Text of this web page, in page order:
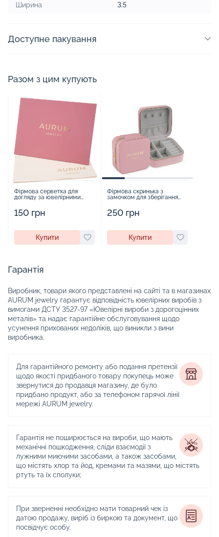
Ширина 3.5
Доступне пакування
Разом з цим купують
Фірмова серветка для
догляду за ювелірними
150 грн
Купити
Фірмова скринька з
замочком для зберігання
250 грн
Купити
Гарантія
Виробник, товари якого представлені на сайті та в магазинах
AURUM jewelry гарантує відповідність ювелірних виробів з
вимогами ДСТУ 3527-97 «Ювелірні вироби з дорогоцінних
металів» та надає гарантійне обслуговування щодо
усунення прихованих недоліків, що виникли з вини
виробника.
Для гарантійного ремонту або подання претензії
щодо якості придбаного товару покупець може
звернутися до продавця магазину, де було
придбано продукт, або за телефоном гарячої лінії
мережі AURUM jewelry.
Гарантія не поширюється на вироби, що мають
механічні пошкодження, сліди взаємодії з
лужними миючими засобами, а також засобами,
що містять хлор та йод, кремами та мазями, що містять
ртуть та їх сполуки;
При зверненні необхідно мати товарний чек із
датою продажу, виріб із биркою та документ, що
посвідчує особу.